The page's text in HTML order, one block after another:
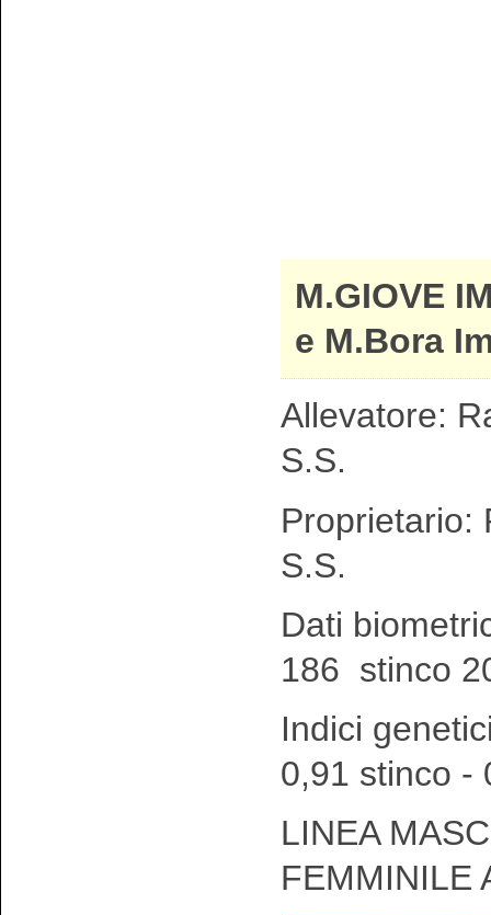
M.GIOVE
e M.Bora
Allevatore:
S.S.
Proprietario:
S.S.
Dati
186 stinco
Indici
0,91 stinco -
LINEA
FEMMINILE